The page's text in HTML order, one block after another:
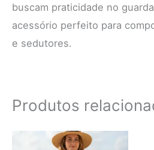
buscam praticidade no
acessório perfeito para
e sedutores.
Produtos